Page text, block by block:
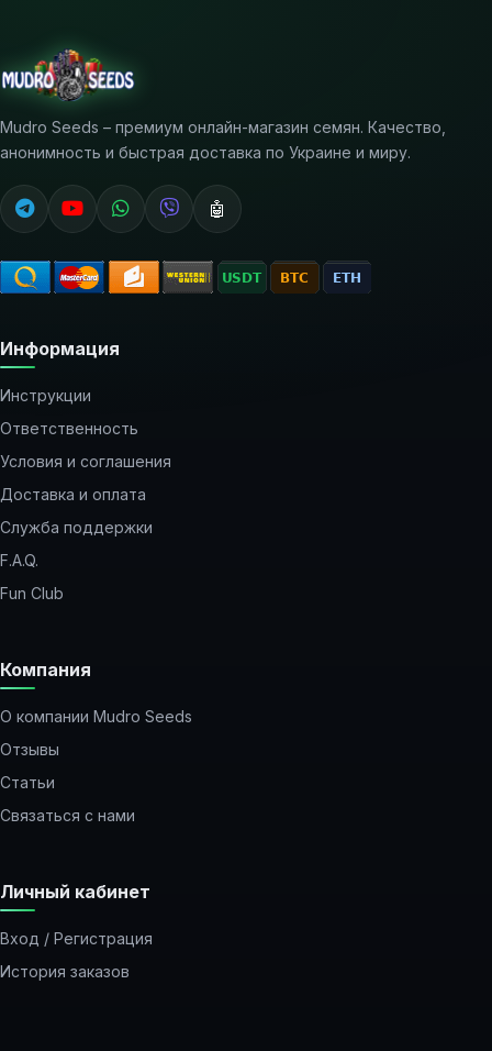
Mudro Seeds – премиум онлайн-магазин семян. Качество,
анонимность и быстрая доставка по Украине и миру.
🤖
Информация
Инструкции
Ответственность
Условия и соглашения
Доставка и оплата
Служба поддержки
F.A.Q.
Fun Club
Компания
О компании Mudro Seeds
Отзывы
Статьи
Связаться с нами
Личный кабинет
Вход / Регистрация
История заказов